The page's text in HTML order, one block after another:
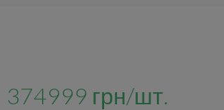
374999 грн/шт.